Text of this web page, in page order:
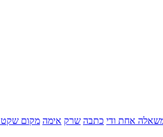
כתבה שרק אימה מקום שקט 2